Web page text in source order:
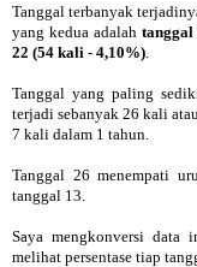
Tanggal terbanyak
yang kedua adalah
22 (54 kali - 4,10%)
Tanggal yang paling
terjadi sebanyak 26 kali
7 kali dalam 1 tahun.
Tanggal 26 menempati
tanggal 13.
Saya mengkonversi
melihat persentase tiap